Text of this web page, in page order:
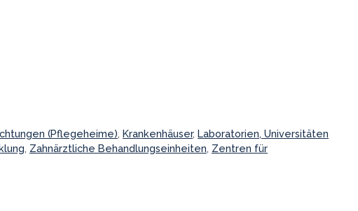
(Pflegeheime),Krankenhäuser,Laboratorien, Universitäten
, Zahnärztliche Behandlungseinheiten, Zentren für